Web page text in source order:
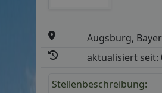
Augsburg,
aktualisiert seit:
Stellenbeschreibung: